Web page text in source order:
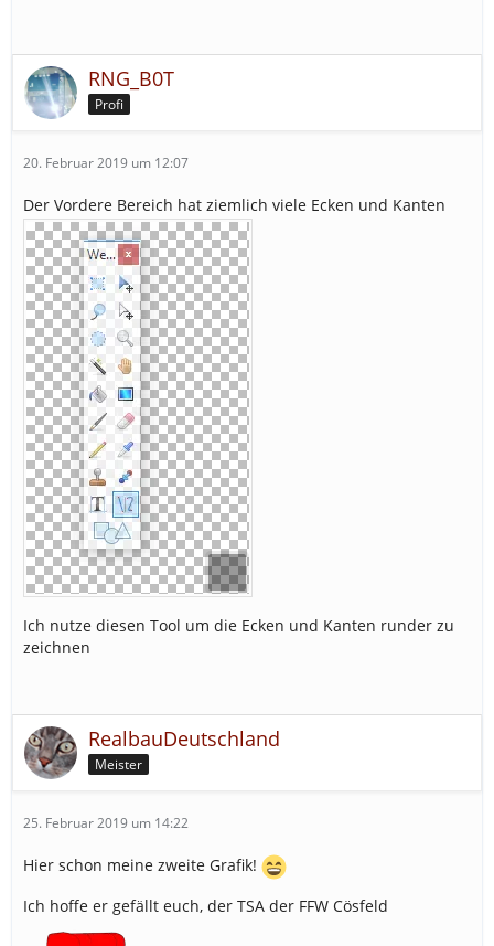
RNG_B0T
Profi
20. Februar 2019 um 12:07
Der Vordere Bereich hat ziemlich viele Ecken und Kanten
Ich nutze diesen Tool um die Ecken und Kanten runder zu
zeichnen
RealbauDeutschland
Meister
25. Februar 2019 um 14:22
Hier schon meine zweite Grafik!
Ich hoffe er gefällt euch, der TSA der FFW Cösfeld